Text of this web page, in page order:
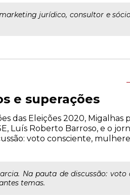
jurídico, consultor e
e superações
das Eleições 2020,
Luís Roberto Barroso, e o
voto consciente,
Na pauta de discussão: voto
temas.